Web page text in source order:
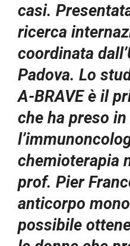
casi.
ricerca
coordinata
Padova. Lo
A-BRAVE è il
che ha preso
chemioterapia
prof. Pier
anticorpo
possibile